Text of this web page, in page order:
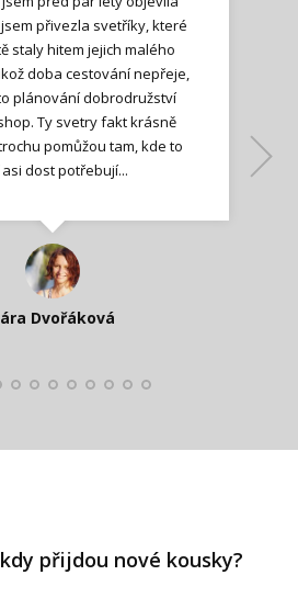
přivezla svetříky, které
staly hitem jejich malého
doba cestování nepřeje,
plánování dobrodružství
Ty svetry fakt krásně
pomůžou tam, kde to
dost potřebují...
Dvořáková
Jana T.
Veleta Štěpánová
Ilona M.
Lenka K.
zpráva
Perháčová
Smolková
Lenka K.
přijdou nové kousky?